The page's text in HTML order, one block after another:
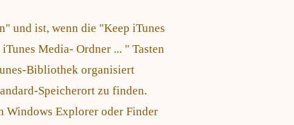
und ist, wenn die "Keep iTunes
Media- Ordner ... " Tasten
Bibliothek organisiert
Speicherort zu finden.
Windows Explorer oder Finder